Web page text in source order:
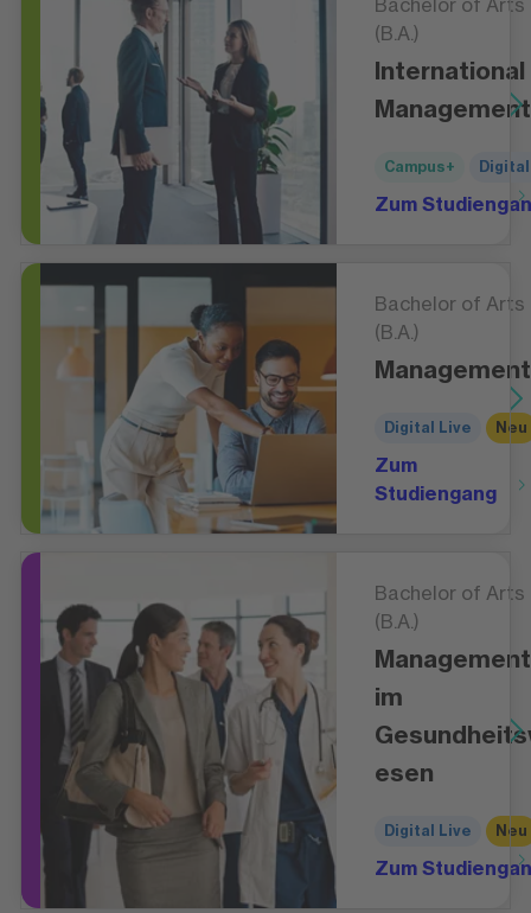
Bachelor of Arts
(B.A.)
International
Management
Campus+
Zum
Bachelor of Arts
(B.A.)
Management
Digital Live Neu
Zum
Studiengang
Bachelor of Arts
(B.A.)
Management
im
esen
Digital Live Neu
Zum